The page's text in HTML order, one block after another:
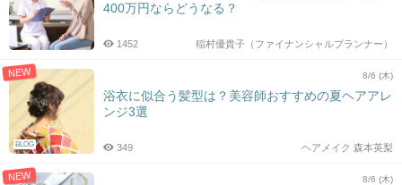
400万円ならどうなる？
稲村優貴子（ファイナンシャルプランナー）
1452
NEW
BLOG
8/6 (木)
浴衣に似合う髪型は？美容師おすすめの夏ヘアアレ
ンジ3選
ヘアメイク 森本英梨
349
NEW 8/6 (木)